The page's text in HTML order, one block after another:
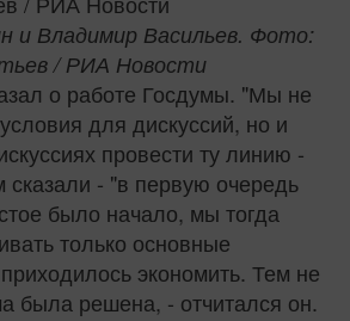
и Владимир Васильев. Фото:
/ РИА Новости
о работе Госдумы. "Мы не
для дискуссий, но и
провести ту линию -
- "в первую очередь
было начало, мы тогда
только основные
экономить. Тем не
была решена, - отчитался он.